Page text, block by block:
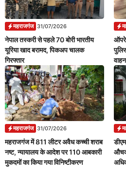
महराजगंज 31/07/2026
नेपाल तस्करी से पहले 70 बोरी भारतीय
यूरिया खाद बरामद, पिकअप चालक
गिरफ्तार
महराजगंज 31/07/2026
महराजगंज में 811 लीटर अवैध कच्ची शराब
नष्ट, न्यायालय के आदेश पर 110 आबकारी
मुकदमों का किया गया विनिष्टीकरण
औचक